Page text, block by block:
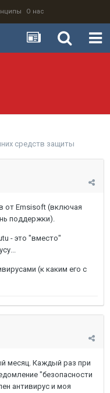
О нас
средств защиты
от Emsisoft (включая
поддержки).
- это "вместо"
(к каким его с
месяц. Каждый раз при
"безопасности
антивирус и моя